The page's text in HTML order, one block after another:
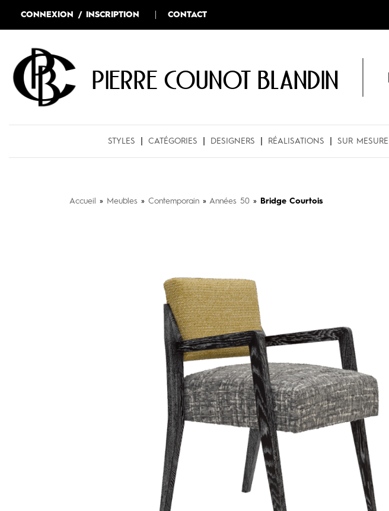
CONNEXION / INSCRIPTION CONTACT
Pierre COUNOT BLANDIN
STYLES CATÉGORIES DESIGNERS RÉALISATIONS SUR MESURE
Accueil » Meubles » Contemporain » Années 50 » Bridge Courtois